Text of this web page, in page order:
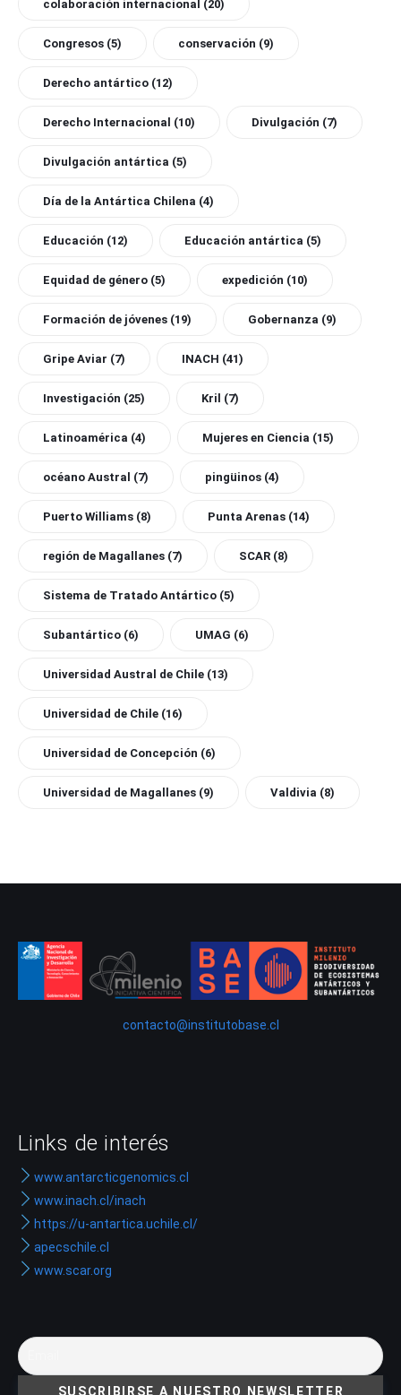
colaboración internacional (20)
Congresos (5) conservación (9)
Derecho antártico (12)
Derecho Internacional (10) Divulgación (7)
Divulgación antártica (5)
Día de la Antártica Chilena (4)
Educación (12) Educación antártica (5)
Equidad de género (5) expedición (10)
Formación de jóvenes (19) Gobernanza (9)
Gripe Aviar (7) INACH (41)
Investigación (25) Kril (7)
Latinoamérica (4) Mujeres en Ciencia (15)
océano Austral (7) pingüinos (4)
Puerto Williams (8) Punta Arenas (14)
región de Magallanes (7) SCAR (8)
Sistema de Tratado Antártico (5)
Subantártico (6) UMAG (6)
Universidad Austral de Chile (13)
Universidad de Chile (16)
Universidad de Concepción (6)
Universidad de Magallanes (9) Valdivia (8)
contacto@institutobase.cl
Links de interés
www.antarcticgenomics.cl
www.inach.cl/inach
https://u-antartica.uchile.cl/
apecschile.cl
www.scar.org